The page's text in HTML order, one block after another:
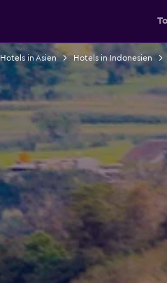
Hotels in Asien Hotels in Indonesien